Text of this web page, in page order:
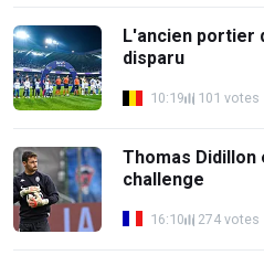
L'ancien portier
disparu
10:19 101 votes
Thomas
challenge
16:10 274 votes